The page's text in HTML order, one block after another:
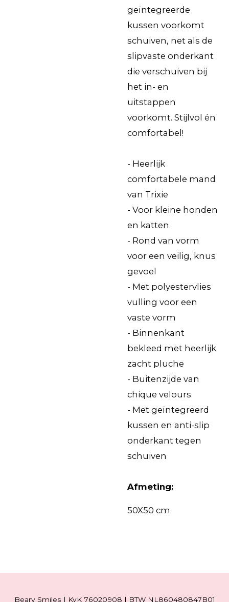
geïntegreerde
kussen voorkomt
schuiven, net als de
slipvaste onderkant
die verschuiven bij
het in- en
uitstappen
voorkomt. Stijlvol én
comfortabel!
- Heerlijk
comfortabele mand
van Trixie
- Voor kleine honden
en katten
- Rond van vorm
voor een veilig, knus
gevoel
- Met polyestervlies
vulling voor een
vaste vorm
- Binnenkant
bekleed met heerlijk
zacht pluche
- Buitenzijde van
chique velours
- Met geïntegreerd
kussen en anti-slip
onderkant tegen
schuiven
Afmeting:
50X50 cm
Beary Smiles | KvK 76020908 | BTW NL860480847B01